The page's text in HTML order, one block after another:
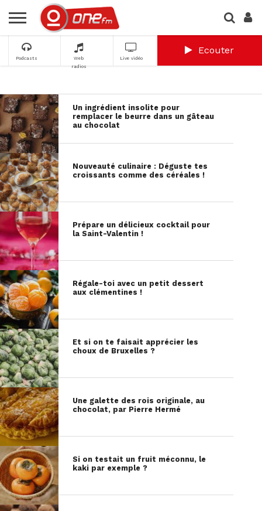
Podcasts
Web
radios
Live vidéo
Ecouter
Un ingrédient insolite pour
remplacer le beurre dans un gâteau
au chocolat
Nouveauté culinaire : Déguste tes
croissants comme des céréales !
Prépare un délicieux cocktail pour
la Saint-Valentin !
Régale-toi avec un petit dessert
aux clémentines !
Et si on te faisait apprécier les
choux de Bruxelles ?
Une galette des rois originale, au
chocolat, par Pierre Hermé
Si on testait un fruit méconnu, le
kaki par exemple ?